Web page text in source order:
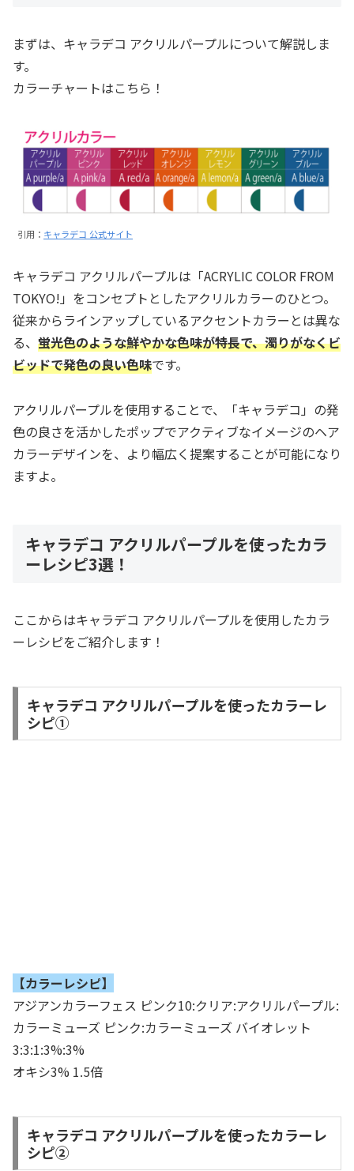
まずは、キャラデコ アクリルパープルについて解説しま
す。
カラーチャートはこちら！
引用： キャラデコ 公式サイト
キャラデコ アクリルパープルは「ACRYLIC COLOR FROM
TOKYO!」をコンセプトとしたアクリルカラーのひとつ。
従来からラインアップしているアクセントカラーとは異な
る、 蛍光色のような鮮やかな色味が特長で、濁りがなくビ
ビッドで発色の良い色味です。
アクリルパープルを使用することで、「キャラデコ」の発
色の良さを活かしたポップでアクティブなイメージのヘア
カラーデザインを、より幅広く提案することが可能になり
ますよ。
キャラデコ アクリルパープルを使ったカラ
ーレシピ3選！
ここからはキャラデコ アクリルパープルを使用したカラ
ーレシピをご紹介します！
キャラデコ アクリルパープルを使ったカラーレ
シピ①
【カラーレシピ】
アジアンカラーフェス ピンク10:クリア:アクリルパープル:
カラーミューズ ピンク:カラーミューズ バイオレット
3:3:1:3%:3%
オキシ3% 1.5倍
キャラデコ アクリルパープルを使ったカラーレ
シピ②